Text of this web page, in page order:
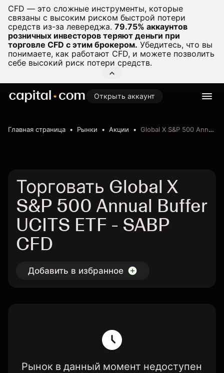
CFD — это сложные инструменты, которые
связаны с высоким риском быстрой потери
средств из-за левереджа. 79.75% аккаунтов
розничных инвесторов теряют деньги при
торговле CFD с этим брокером. Убедитесь, что вы
понимаете, как работают CFD, и можете позволить
себе высокий риск потери средств.
Открыть аккаунт
Главная страница Рынки Акции Global X S&P 500 Annual Buffer UCITS ETF
Торговать Global X
S&P 500 Annual Buffer
UCITS ETF - SABP
CFD
Добавить в избранное
Рынок в данный момент недоступен